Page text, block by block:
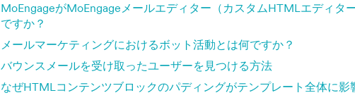
MoEngageがMoEngageメールエディター（カスタムHTMLエディ
ですか？
メールマーケティングにおけるボット活動とは何ですか？
バウンスメールを受け取ったユーザーを見つける方法
なぜHTMLコンテンツブロックのパディングがテンプレート全体に影